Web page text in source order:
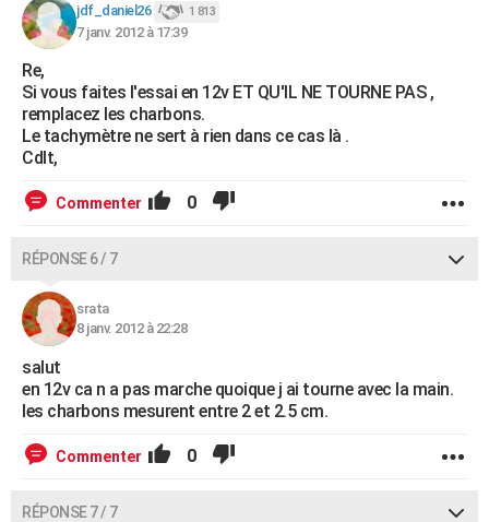
jdf_daniel26 1 813
7 janv. 2012 à 17:39
Re,
Si vous faites l'essai en 12v ET QU'IL NE TOURNE PAS ,
remplacez les charbons.
Le tachymètre ne sert à rien dans ce cas là .
Cdlt,
Commenter 0
RÉPONSE 6 / 7
srata
8 janv. 2012 à 22:28
salut
en 12v ca n a pas marche quoique j ai tourne avec la main.
les charbons mesurent entre 2 et 2.5 cm.
Commenter 0
RÉPONSE 7 / 7